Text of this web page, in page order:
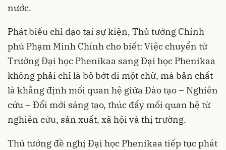
nước.
Phát biểu chỉ đạo tại sự kiện, Thủ tướng Chính
phủ Phạm Minh Chính cho biết: Việc chuyển từ
Trường Đại học Phenikaa sang Đại học Phenikaa
không phải chỉ là bỏ bớt đi một chữ, mà bản chất
là khẳng định mối quan hệ giữa Đào tạo – Nghiên
cứu – Đổi mới sáng tạo, thúc đẩy mối quan hệ từ
nghiên cứu, sản xuất, xã hội và thị trường.
Thủ tướng đề nghị Đại học Phenikaa tiếp tục phát